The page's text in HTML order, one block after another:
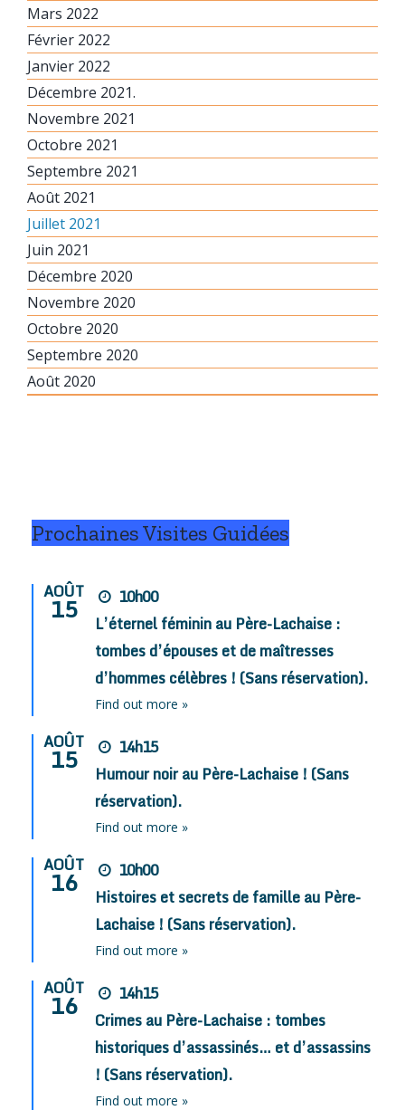
Mars 2022
Février 2022
Janvier 2022
Décembre 2021.
Novembre 2021
Octobre 2021
Septembre 2021
Août 2021
Juillet 2021
Juin 2021
Décembre 2020
Novembre 2020
Octobre 2020
Septembre 2020
Août 2020
Prochaines Visites Guidées
AOÛT
15
10h00
L’éternel féminin au Père-Lachaise :
tombes d’épouses et de maîtresses
d’hommes célèbres ! (Sans réservation).
Find out more »
AOÛT
15
14h15
Humour noir au Père-Lachaise ! (Sans
réservation).
Find out more »
AOÛT
16
10h00
Histoires et secrets de famille au Père-
Lachaise ! (Sans réservation).
Find out more »
AOÛT
16
14h15
Crimes au Père-Lachaise : tombes
historiques d’assassinés… et d’assassins
! (Sans réservation).
Find out more »